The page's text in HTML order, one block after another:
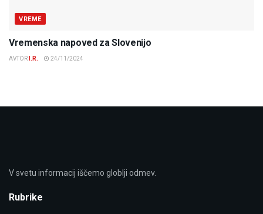
VREME
Vremenska napoved za Slovenijo
AVTOR I.R. 24/11/2024
V svetu informacij iščemo globlji odmev.
Rubrike